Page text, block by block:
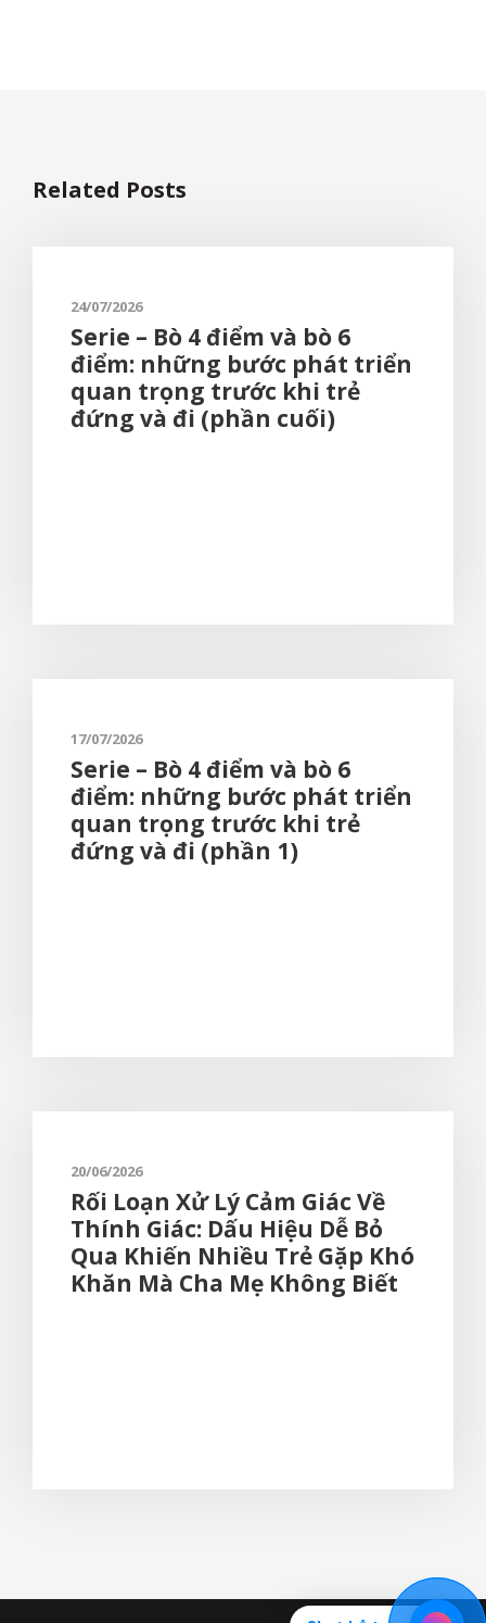
Related Posts
24/07/2026
Serie – Bò 4 điểm và bò 6
điểm: những bước phát triển
quan trọng trước khi trẻ
đứng và đi (phần cuối)
17/07/2026
Serie – Bò 4 điểm và bò 6
điểm: những bước phát triển
quan trọng trước khi trẻ
đứng và đi (phần 1)
20/06/2026
Rối Loạn Xử Lý Cảm Giác Về
Thính Giác: Dấu Hiệu Dễ Bỏ
Qua Khiến Nhiều Trẻ Gặp Khó
Khăn Mà Cha Mẹ Không Biết